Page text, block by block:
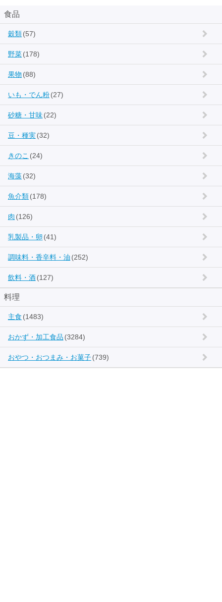
食品
穀類(57)
野菜(178)
果物 (88)
いも・でん粉(27)
砂糖・甘味(22)
豆・種実(32)
きのこ (24)
海藻(32)
魚介類(178)
肉 (126)
乳製品・卵 (41)
調味料・香辛料・油 (252)
飲料・酒(127)
料理
主食 (1483)
おかず・加工食品 (3284)
おやつ・おつまみ・お菓子(739)